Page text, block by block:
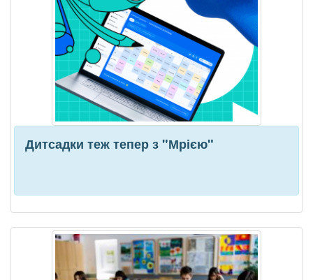
Дитсадки теж тепер з "Мрією"